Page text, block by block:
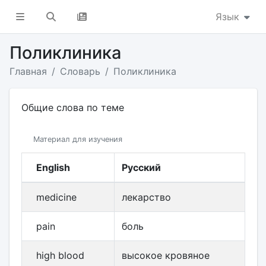
Язык
Поликлиника
Главная Словарь Поликлиника
Общие слова по теме
Материал для изучения
English Русский
medicine лекарство
pain боль
high blood
высокое кровяное